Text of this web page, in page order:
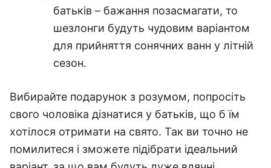
батьків – бажання позасмагати, то
шезлонги будуть чудовим варіантом
для прийняття сонячних ванн у літній
сезон.
Вибирайте подарунок з розумом, попросіть
свого чоловіка дізнатися у батьків, що б їм
хотілося отримати на свято. Так ви точно не
помилитеся і зможете підібрати ідеальний